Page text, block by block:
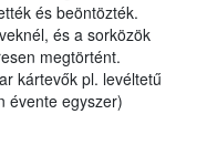
és beöntözték.
és a sorközök
megtörtént.
kártevők pl. levéltetű
évente egyszer)